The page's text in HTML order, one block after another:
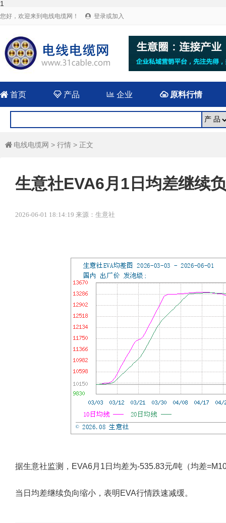
1
您好，欢迎来到电线电缆网！  登录或加入
 首页 产品  企业 原料行情
 电线电缆网 > 行情 > 正文
生意社EVA6月1日均差继续
2026-06-01 18:14:19 来源：生意社
据生意社监测，EVA6月1日均差为-535.83元/吨（均差
当日均差继续负向缩小，表明EVA行情跌速减缓。